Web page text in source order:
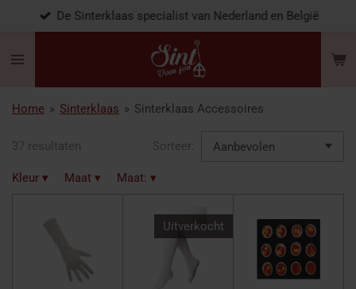
naar
De Sinterklaas specialist van Nederland en België
Home » Sinterklaas » Sinterklaas Accessoires
37 resultaten Sorteer:
Kleur ▾ Maat ▾ Maat: ▾
Uitverkocht